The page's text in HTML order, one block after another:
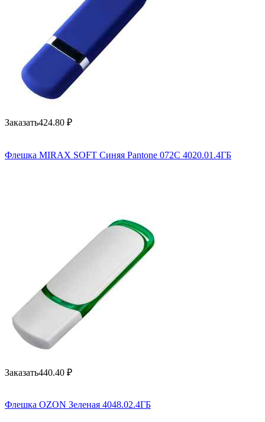
Заказать424.80 ₽
Флешка MIRAX SOFT Синяя Pantone 072C 4020.01.4ГБ
Заказать440.40 ₽
Флешка OZON Зеленая 4048.02.4ГБ